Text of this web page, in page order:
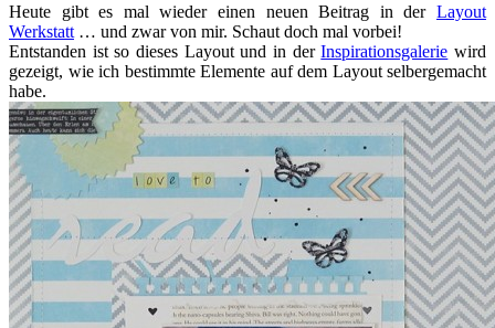
Heute gibt es mal wieder einen neuen Beitrag in der Layout
Werkstatt … und zwar von mir. Schaut doch mal vorbei!
Entstanden ist so dieses Layout und in derInspirationsgalerie wird
gezeigt, wie ich bestimmte Elemente auf dem Layout selbergemacht
habe.